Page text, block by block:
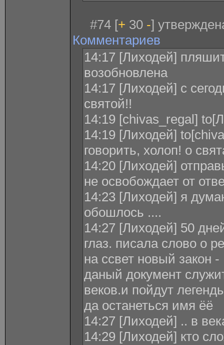
#74 [+ 30 -]
Комментариев
14:17 [Лиходей]
возобновлена
14:17 [Лиходей] с
святой!!
14:19 [chivas_regal]
14:19 [Лиходей]
говорить, холоп! о
14:20 [Лиходей]
не освобождает от
14:23 [Лиходей] я
обошлось ....
14:27 [Лиходей] 50
глаз. писала слово о
на ссвет новый
даный документ
веков.и пойдут
да останеться имя ёё
14:27 [Лиходей] .. в
14:29 [Лиходей] кто